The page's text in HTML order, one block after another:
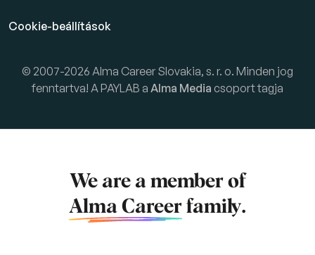
Cookie-beállítások
© 2007-2026 Alma Career Slovakia, s. r. o. Minden jog
fenntartva! A PAYLAB a Alma Media csoport tagja
We are a member of
Alma Career family.